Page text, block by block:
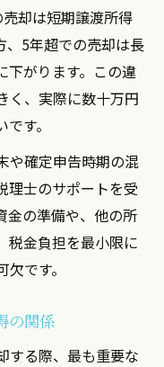
却は短期譲渡所得
、5年超での売却は長
下がります。この違
く、実際に数十万円
す。
や確定申告時期の混
理士のサポートを受
金の準備や、他の所
税金負担を最小限に
です。
の関係
する際、最も重要な